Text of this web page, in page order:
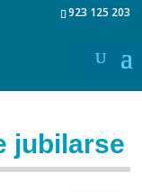
923 125 203
jubilarse